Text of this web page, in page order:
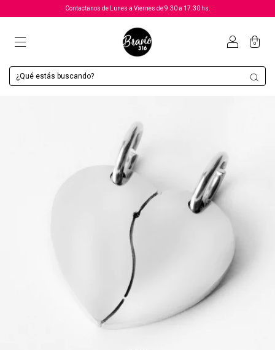
Contactanos de Lunes a Viernes de 9.30 a 17.30 hs.
0